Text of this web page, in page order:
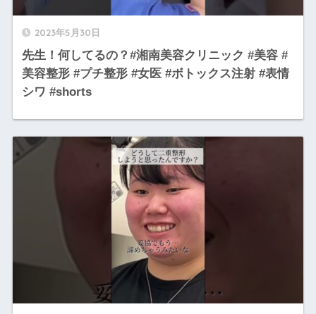
2023年5月30日
先生！何してるの？#湘南美容クリニック #美容 #
美容整形 #プチ整形 #女医 #ボトックス注射 #表情
シワ #shorts